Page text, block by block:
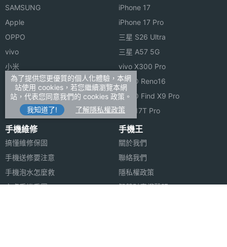
SAMSUNG
Apple
OPPO
vivo
小米
ASUS
Sony
realme
iPhone 17
iPhone 17 Pro
三星 S26 Ultra
三星 A57 5G
vivo X300 Pro
OPPO Reno16
OPPO Find X9 Pro
小米 17T Pro
手機維修
搞懂維修保固
手機送修要注意
手機泡水怎麼救
安卓手機重置
手機王
關於我們
聯絡我們
隱私權政策
智慧財產權聲明
為了提供您更優質的個人化體驗，本網
站使用 cookies，若您繼續瀏覽本網
站，代表您同意我們的 cookies 政策。
我知道了!
了解隱私權政策